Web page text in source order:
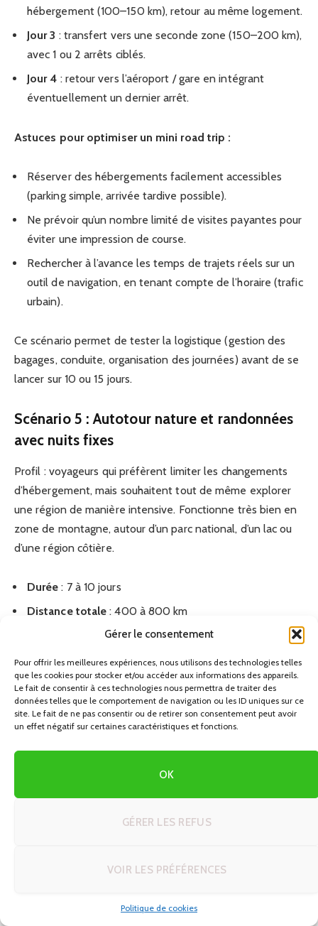
Gérer le consentement
Pour offrir les meilleures expériences, nous utilisons des technologies telles
que les cookies pour stocker et/ou accéder aux informations des appareils.
Le fait de consentir à ces technologies nous permettra de traiter des
données telles que le comportement de navigation ou les ID uniques sur ce
site. Le fait de ne pas consentir ou de retirer son consentement peut avoir
un effet négatif sur certaines caractéristiques et fonctions.
OK
GÉRER LES REFUS
VOIR LES PRÉFÉRENCES
Politique de cookies
hébergement (100–150 km), retour au même logement.
Jour 3 : transfert vers une seconde zone (150–200 km),
avec 1 ou 2 arrêts ciblés.
Jour 4 : retour vers l’aéroport / gare en intégrant
éventuellement un dernier arrêt.
Astuces pour optimiser un mini road trip :
Réserver des hébergements facilement accessibles
(parking simple, arrivée tardive possible).
Ne prévoir qu’un nombre limité de visites payantes pour
éviter une impression de course.
Rechercher à l’avance les temps de trajets réels sur un
outil de navigation, en tenant compte de l’horaire (trafic
urbain).
Ce scénario permet de tester la logistique (gestion des
bagages, conduite, organisation des journées) avant de se
lancer sur 10 ou 15 jours.
Scénario 5 : Autotour nature et randonnées
avec nuits fixes
Profil : voyageurs qui préfèrent limiter les changements
d’hébergement, mais souhaitent tout de même explorer
une région de manière intensive. Fonctionne très bien en
zone de montagne, autour d’un parc national, d’un lac ou
d’une région côtière.
Durée : 7 à 10 jours
Distance totale : 400 à 800 km
: 0 à 2 heures de route la plupart des jours
Organisation possible :
Base principale(4 à 6 nuits) : un hébergement central,
permettant d’atteindre plusieurs sites de randonnées
ou de visites à moins d’1h30 de route.
(2 à 4 nuits) : un second point pour
explorer un autre secteur, éventuellement plus éloigné
ou plus haut en altitude.
: randonnées ou visites en étoile autour de la